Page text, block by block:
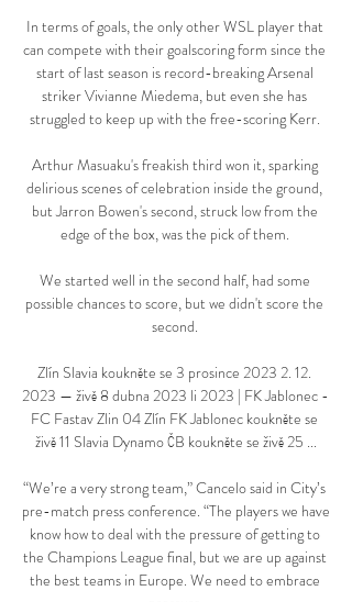
In terms of goals, the only other WSL player that
can compete with their goalscoring form since the
start of last season is record-breaking Arsenal
striker Vivianne Miedema, but even she has
struggled to keep up with the free-scoring Kerr.
Arthur Masuaku's freakish third won it, sparking
delirious scenes of celebration inside the ground,
but Jarron Bowen's second, struck low from the
edge of the box, was the pick of them.
We started well in the second half, had some
possible chances to score, but we didn't score the
second.
Zlín Slavia koukněte se 3 prosince 2023 2. 12.
2023 — živě 8 dubna 2023 li 2023 | FK Jablonec -
FC Fastav Zlin 04 Zlín FK Jablonec koukněte se
živě 11 Slavia Dynamo ČB koukněte se živě 25 ...
“We’re a very strong team,” Cancelo said in City’s
pre-match press conference. “The players we have
know how to deal with the pressure of getting to
the Champions League final, but we are up against
the best teams in Europe. We need to embrace